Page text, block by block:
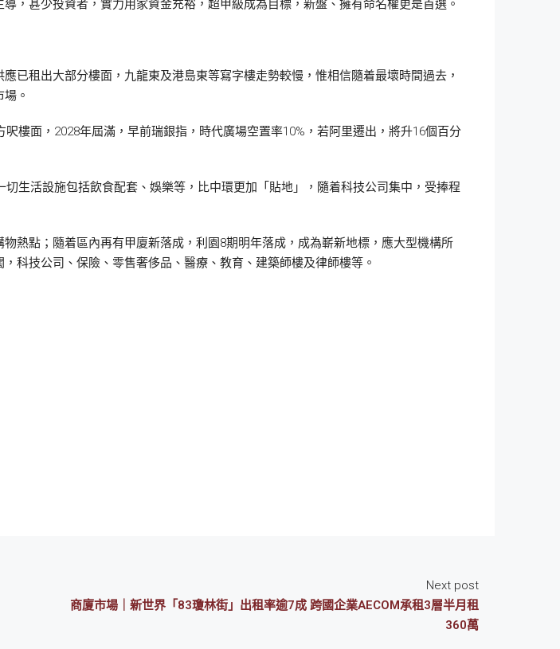
，甚少投資者，實力用家資金充裕，超甲級成為目標，新盤、擁有命名權更是首選。
已租出大部分樓面，九龍東及港島東等寫字樓走勢較慢，惟相信隨着最壞時間過去，
。
樓面，2028年屆滿，早前瑞銀指，時代廣場空置率10%，若阿里遷出，將升16個百分
生活設施包括飲食配套、娛樂等，比中環更加「貼地」，隨着科技公司集中，受捧程
熱點；隨着區內再有甲廈新落成，利園8期明年落成，成為嶄新地標，應大型機構所
科技公司、保險、零售奢侈品、醫療、教育、建築師樓及律師樓等。
Next post
商廈市場｜新世界「83瓊林街」出租率逾7成 跨國企業AECOM承租3層半月租
360萬